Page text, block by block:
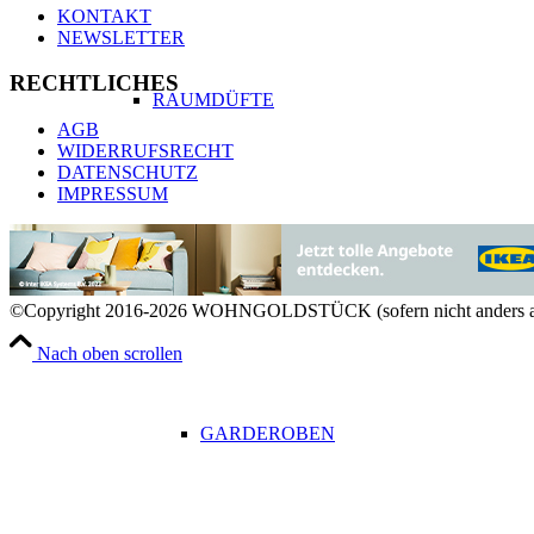
RAUMDÜFTE
AUFBEWAHRUNG & ORGANISATION
GARDEROBEN
KONTAKT
NEWSLETTER
RECHTLICHES
AGB
WIDERRUFSRECHT
DATENSCHUTZ
IMPRESSUM
©Copyright 2016-2026 WOHNGOLDSTÜCK (sofern nicht anders
Nach oben scrollen